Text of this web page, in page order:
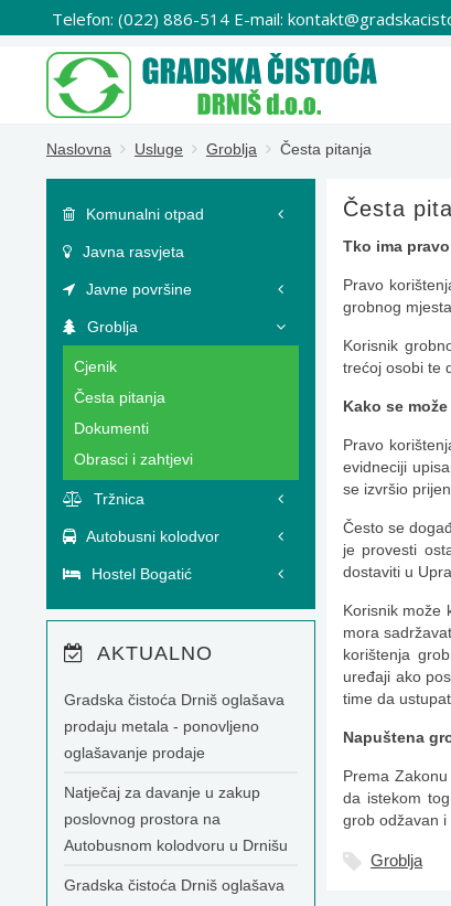
Telefon: (022) 886-514 E-mail:
Naslovna Usluge Groblja Česta pitanja
Česta
Tko ima
Pravo
grobnog
Korisnik
trećoj osobi te
Kako se
Pravo
evidneciji
se izvršio
Često se
je provesti
dostaviti u
Korisnik može
mora
korištenja
uređaji ako
time da
Napuštena
Prema
da istekom
grob odžavan i
Groblja
Komunalni otpad
Javna rasvjeta
Javne površine
Groblja
Cjenik
Česta pitanja
Dokumenti
Obrasci i zahtjevi
Tržnica
Autobusni kolodvor
Hostel Bogatić
AKTUALNO
Gradska čistoća Drniš oglašava
prodaju metala - ponovljeno
oglašavanje prodaje
Natječaj za davanje u zakup
poslovnog prostora na
Autobusnom kolodvoru u Drnišu
Gradska čistoća Drniš oglašava